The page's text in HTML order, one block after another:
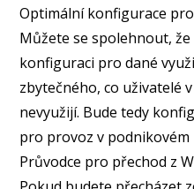
Optimální konfigurace
Můžete se spolehnout,
konfiguraci pro dané
zbytečného, co uživatelé
nevyužijí. Bude tedy
pro provoz v
Průvodce pro přechod z